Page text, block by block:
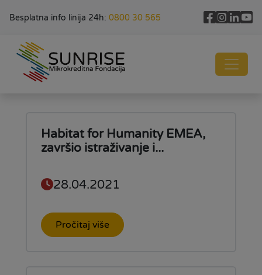
Besplatna info linija 24h: 0800 30 565
Habitat for Humanity EMEA,
završio istraživanje i...
28.04.2021
Pročitaj više